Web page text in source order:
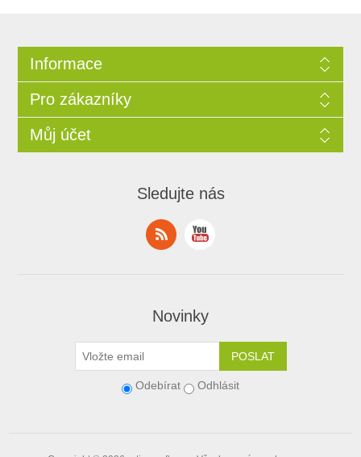
Informace
Pro zákazníky
Můj účet
Sledujte nás
Novinky
Odebírat Odhlásit